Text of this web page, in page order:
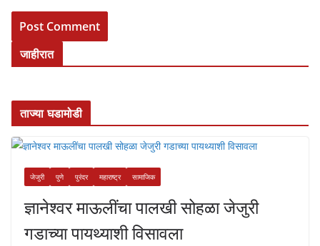
जाहीरात
ताज्या घडामोडी
जेजुरी पुणे पुरंदर महाराष्ट्र सामाजिक
ज्ञानेश्वर माऊलींचा पालखी सोहळा जेजुरी
गडाच्या पायथ्याशी विसावला